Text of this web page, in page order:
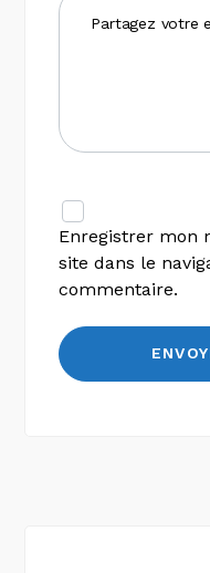
Enregistrer mon
site dans le
commentaire.